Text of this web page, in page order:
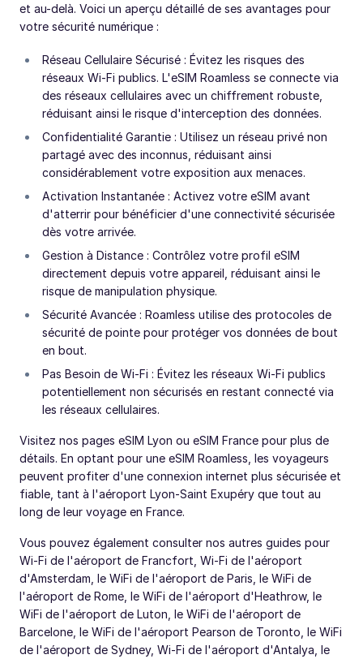
et au-delà. Voici un aperçu détaillé de ses avantages pour
votre sécurité numérique :
Réseau Cellulaire Sécurisé : Évitez les risques des
réseaux Wi-Fi publics. L'eSIM Roamless se connecte via
des réseaux cellulaires avec un chiffrement robuste,
réduisant ainsi le risque d'interception des données.
Confidentialité Garantie : Utilisez un réseau privé non
partagé avec des inconnus, réduisant ainsi
considérablement votre exposition aux menaces.
Activation Instantanée : Activez votre eSIM avant
d'atterrir pour bénéficier d'une connectivité sécurisée
dès votre arrivée.
Gestion à Distance : Contrôlez votre profil eSIM
directement depuis votre appareil, réduisant ainsi le
risque de manipulation physique.
Sécurité Avancée : Roamless utilise des protocoles de
sécurité de pointe pour protéger vos données de bout
en bout.
Pas Besoin de Wi-Fi : Évitez les réseaux Wi-Fi publics
potentiellement non sécurisés en restant connecté via
les réseaux cellulaires.
Visitez nos pages eSIM Lyon ou eSIM France pour plus de
détails. En optant pour une eSIM Roamless, les voyageurs
peuvent profiter d'une connexion internet plus sécurisée et
fiable, tant à l'aéroport Lyon-Saint Exupéry que tout au
long de leur voyage en France.
Vous pouvez également consulter nos autres guides pour
Wi-Fi de l'aéroport de Francfort, Wi-Fi de l'aéroport
d'Amsterdam, le WiFi de l'aéroport de Paris, le WiFi de
l'aéroport de Rome, le WiFi de l'aéroport d'Heathrow, le
WiFi de l'aéroport de Luton, le WiFi de l'aéroport de
Barcelone, le WiFi de l'aéroport Pearson de Toronto, le WiFi
de l'aéroport de Sydney, Wi-Fi de l'aéroport d'Antalya, le